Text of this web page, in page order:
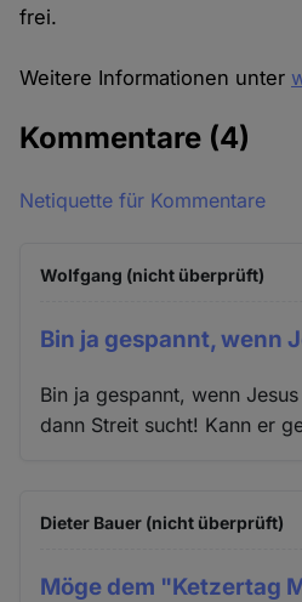
frei.
Weitere Informationen unter
Kommentare (4)
Netiquette für Kommentare
Wolfgang (nicht überprüft)
Bin ja gespannt, wenn
Bin ja gespannt, wenn
dann Streit sucht! Kann er
Dieter Bauer (nicht überprüft)
Möge dem "Ketzertag